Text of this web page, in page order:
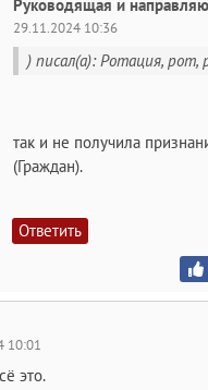
Руководящая и
29.11.2024 10:36
) писал(а): Ротация, рот,
так и не получила
(Граждан).
Ответить
10:01
это.